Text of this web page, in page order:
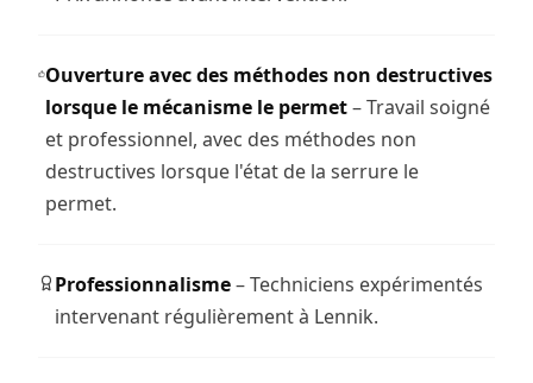
Ouverture avec des méthodes non destructives
lorsque le mécanisme le permet– Travail soigné
et professionnel, avec des méthodes non
destructives lorsque l'état de la serrure le
permet.
Professionnalisme– Techniciens expérimentés
intervenant régulièrement à Lennik.